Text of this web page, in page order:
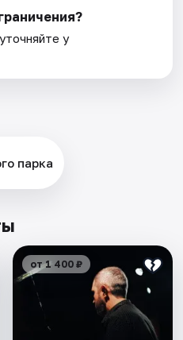
у
парка
от 1 400 ₽